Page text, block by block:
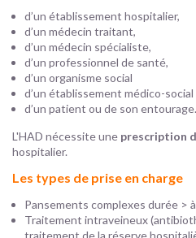
d’un établissement hospitalier,
d’un médecin traitant,
d’un médecin spécialiste,
d’un professionnel de santé,
d’un organisme social
d’un établissement médico-social
d’un patient ou de son entourage.
L'HAD nécessite une prescription
hospitalier.
Les types de prise en charge
Pansements complexes durée >
Traitement intraveineux
traitement de la réserve